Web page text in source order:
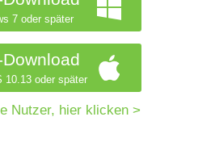
7 oder später
10.13 oder später
Nutzer, hier klicken >